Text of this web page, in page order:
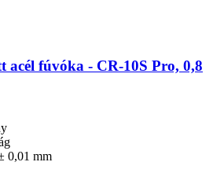
acél fúvóka -​ CR-​10S Pro, 0,8
0,01 mm